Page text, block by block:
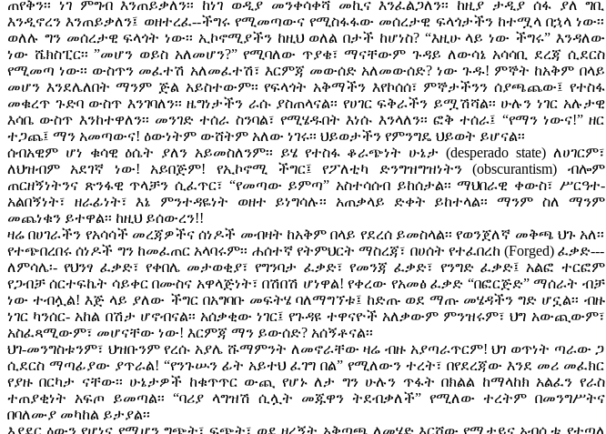
ጠየቅን፡፡ ነገ ምግብ እንጠይቃለን፡፡ ከነገ ወዲያ መንቀሳቀሻ መኪና እንፈልጋለን፡፡ ከዚያ ታዲያ ሰፋ ያለ ግቢ
እንዲኖረን እንጠይቃለን፤ ወዘተረፈ--ችግሩ የሚመጣውና የሚስፋፋው መሰረታዊ ፍላጎታችን ከተሟላ በኋላ ነው፡፡
ወለሉ ግን መሰረታዊ ፍላጎት ነው፡፡ ኢኮኖሚያችን ከዚህ ወለል በታች ከሆነስ? “እዚሁ ላይ ነው ችግሩ” እንዳለው
ነው ሼክስፒር፡፡ ”መሆን ወይስ አለመሆን?” የሚባለው ጥያቄ፣ ማናቸውም ጉዳይ ለውሳኔ አሳሳቢ ደረጃ ሲደርስ
የሚመጣ ነው፡፡ ውስጥን መፈተሽ አለመፈተሽ፣ እርምጃ መውሰድ አለመውሰድ? ነው ጉዱ! ምኞት ከአቅም በላይ
መሆን እንደሌለበት ማንም ጅል አይስተውም፡፡ የፍላጎት አቅማችን እየኮሰሰ፣ ምኞታችንን ሰያጫጨው፤ የተስፋ
መቁረጥ ጉድባ ውስጥ እንገባለን፡፡ ዜግነታችን ራሱ ያስጠላናል፡፡ የሀገር ፍቅራችን ይሟሽሻል፡፡ ሁሉን ነገር አሉታዊ
እሳቤ ውስጥ እንከተዋለን፡፡ መንገድ ተሰራ ስንባል፣ የሚሄዱበት እነሱ እንላለን፡፡ ፎቅ ተሰራ፤ “የማን ነውና!” ዘር
ተጋጨ፤ ማን አመጣውና! ዕውነትም ውሸትም አለው ነገሩ፡፡ ህይወታችን የምንግዴ ህይወት ይሆናል፡፡
ሰብአዊም ሆነ ቁሳዊ ዕሴት ያለን አይመስለንም፡፡ ይሄ የተስፋ ቆራጭነት ሁኔታ (desperado state) ለሀገርም፣
ለህዝብም አደገኛ ነው! አይበጅም! የኢኮኖሚ ችግር፤ የፖለቲካ ድንግዝግዝነትን (obscurantism) ብሎም
ጠርዘኝነትንና ጽንፋዊ ጥላቻን ሲፈጥር፣ “የመጣው ይምጣ” አስተሳሰብ ይከሰታል፡፡ ማህበራዊ ቀውስ፣ ሥርዓተ-
አልበኝነት፣ ዘራፊነት፣ እኔ ምንተዳዬነት ወዘተ ይነግሳሉ፡፡ አጠቃላይ ድቀት ይከተላል፡፡ ማንም ስለ ማንም
መጨነቁን ይተዋል፡፡ ከዚህ ይሰውረን!!
ዛሬ በሀገራችን የአሳሳች መረጃዎችና ሰነዶች መብዛት ከአቅም በላይ የደረሰ ይመስላል፡፡ የወንጀለኛ መቅጫ ህጉ አለ፡፡
የተጭበረበሩ ሰነዶች ግን ከመፈጠር አላባሩም፡፡ ሐሰተኛ የትምህርት ማስረጃ፣ በሀሰት የተፈበረከ (Forged) ፈቃድ---
ለምሳሌ፡- የህንፃ ፈቃድ፣ የቀበሌ መታወቂያ፣ የግንባታ ፈቃድ፣ የመንጃ ፈቃድ፣ የንግድ ፈቃድ፤ አልፎ ተርፎም
የጋብቻ ሰርተፍኬት ሳይቀር በሙስና አዋላጅነት፣ በሽበሽ ሆነዋል! የቀረው የአመፅ ፈቃድ “በፎርጅድ” ማሰራት ብቻ
ነው ተብሏል! እጅ ላይ ያለው ችግር በአግባቡ መፍትሄ ባለማግኘቱ፤ ከድጡ ወደ ማጡ መሄዳችን ግድ ሆኗል፡፡ ብዙ
ነገር ካንሰር- አከል በሽታ ሆኖብናል፡፡ አሰቃቂው ነገር፤ የጉዳዩ ተዋናዮች አለቃውም ምንዝሩም፣ ህግ አውጪውም፣
አስፈጻሚውም፣ መሆናቸው ነው! እርምጃ ማን ይውሰድ? አሰኝቶናል፡፡
ህገ-መንግስቱንም፣ ህዝቡንም የረሱ አያሌ ሹማምንት ለመኖራቸው ዛሬ ብዙ አያጣራጥርም! ህገ ወጥነት ጣራው ጋ
ሲደርስ ማጣፊያው ያጥራል! “የንጉሡን ፊት አይተህ ፈገግ በል” የሚለውን ተረት፣ በየደረጃው እንደ መሪ መፈክር
የያዙ በርካታ ናቸው፡፡ ሁኔታዎች ከቁጥጥር ውጪ የሆኑ ለታ ግን ሁሉን ጥፋት በክልል ከማላከክ አልፈን የራስ
ተጠያቂነት አፍጦ ይመጣል፡፡ “ባሪያ ላግዝሽ ሲሏት መጁዋን ትደብቃለች” የሚለው ተረትም በመንግሥትና
በባለሙያ መካከል ይታያል፡፡
እያደር ዕውን የሆነና የሚሆን ግጭት፣ ፍጭት፣ ወደ ዘረኝት አቅጣጫ ለመሄድ እርሾው የሚታይና አብሲቱ የተጣለ